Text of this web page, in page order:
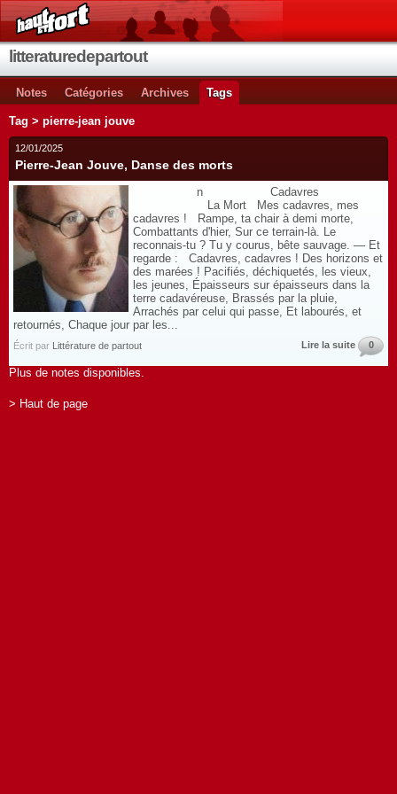
litteraturedepartout
Notes Catégories Archives Tags
Tag > pierre-jean jouve
12/01/2025
Pierre-Jean Jouve, Danse des morts
n Cadavres
La Mort Mes cadavres, mes
cadavres ! Rampe, ta chair à demi morte,
Combattants d'hier, Sur ce terrain-là. Le
reconnais-tu ? Tu y courus, bête sauvage. — Et
regarde : Cadavres, cadavres ! Des horizons et
des marées ! Pacifiés, déchiquetés, les vieux,
les jeunes, Épaisseurs sur épaisseurs dans la
terre cadavéreuse, Brassés par la pluie,
Arrachés par celui qui passe, Et labourés, et
retournés, Chaque jour par les...
Écrit par Littérature de partout Lire la suite 0
Plus de notes disponibles.
> Haut de page